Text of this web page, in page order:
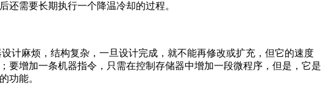
需要长期执行一个降温冷却的过程。
计麻烦，结构复杂，一旦设计完成，就不能再修改或扩充，但它的速度
增加一条机器指令，只需在控制存储器中增加一段微程序，但是，它是
功能。